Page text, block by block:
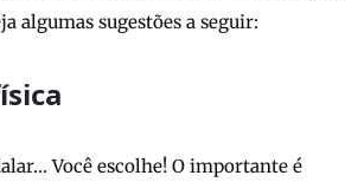
algumas sugestões a seguir:
Você escolhe! O importante é